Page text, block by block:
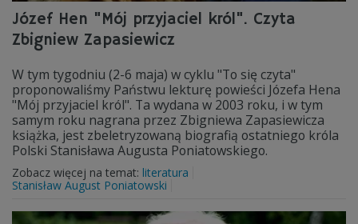
Józef Hen "Mój przyjaciel król". Czyta
Zbigniew Zapasiewicz
W tym tygodniu (2-6 maja) w cyklu "To się czyta"
proponowaliśmy Państwu lekturę powieści Józefa Hena
"Mój przyjaciel król". Ta wydana w 2003 roku, i w tym
samym roku nagrana przez Zbigniewa Zapasiewicza
książka, jest zbeletryzowaną biografią ostatniego króla
Polski Stanisława Augusta Poniatowskiego.
Zobacz więcej na temat: literatura
Stanisław August Poniatowski